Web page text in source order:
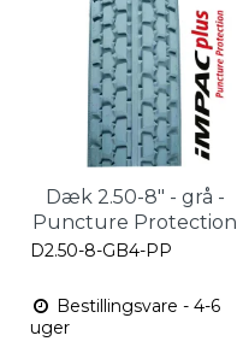
Dæk 2.50-8" - grå -
Puncture Protection
D2.50-8-GB4-PP
Bestillingsvare - 4-6
uger